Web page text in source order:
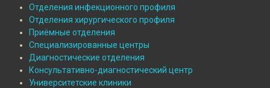
Подвал:
Отделения
Отделения инфекционного профиля
Отделения хирургического профиля
Приёмные отделения
Специализированные центры
Диагностические отделения
Консультативно-диагностический центр
Университетские клиники